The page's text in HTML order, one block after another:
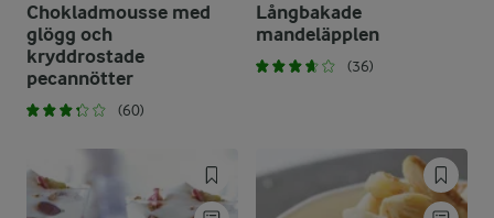
Chokladmousse med
glögg och
kryddrostade
pecannötter
(60)
Långbakade
mandeläpplen
(36)